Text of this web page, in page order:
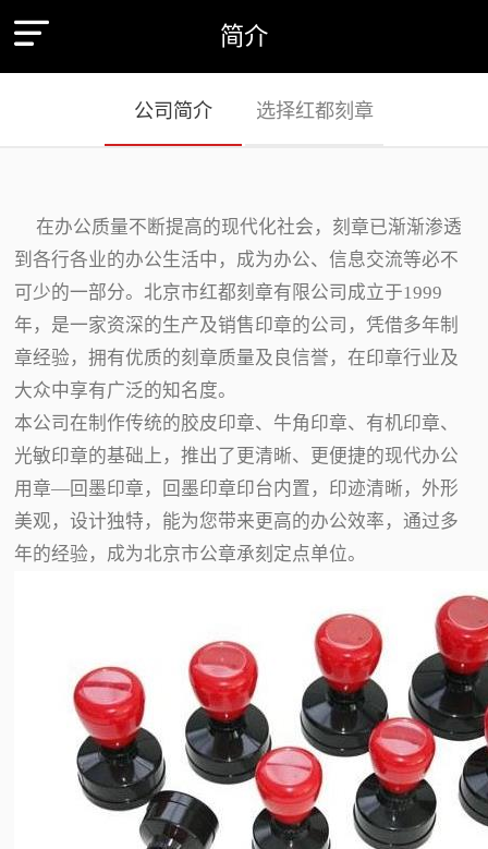
简介
公司简介 选择红都刻章
在办公质量不断提高的现代化社会，刻章已渐渐渗透
到各行各业的办公生活中，成为办公、信息交流等必不
可少的一部分。北京市红都刻章有限公司成立于1999
年，是一家资深的生产及销售印章的公司，凭借多年制
章经验，拥有优质的刻章质量及良信誉，在印章行业及
大众中享有广泛的知名度。
本公司在制作传统的胶皮印章、牛角印章、有机印章、
光敏印章的基础上，推出了更清晰、更便捷的现代办公
用章—回墨印章，回墨印章印台内置，印迹清晰，外形
美观，设计独特，能为您带来更高的办公效率，通过多
年的经验，成为北京市公章承刻定点单位。